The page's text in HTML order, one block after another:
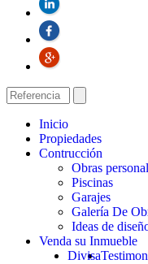
Inicio
Propiedades
Contrucción
Obras
Piscinas
Garajes
Galería De
Ideas de
Venda su Inmueble
Divisa